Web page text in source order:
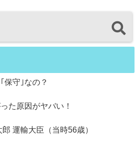
保守｣なの？
た原因がヤバい！
運輸大臣（当時56歳）